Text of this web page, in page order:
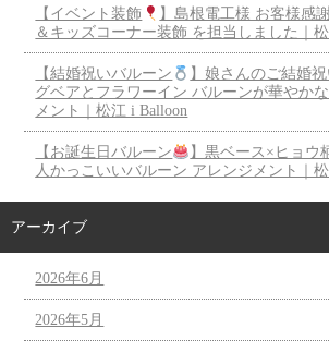
【イベント装飾
】島根電工様 お客様感
＆キッズコーナー装飾 を担当しました｜
【結婚祝いバルーン
】娘さんのご結婚
グベアとフラワーイン バルーンが華やか
メント｜松江 i Balloon
【お誕生日バルーン 】黒ベース×ヒョウ
人かっこいいバルーン アレンジメント｜
アーカイブ
2026年6月
2026年5月